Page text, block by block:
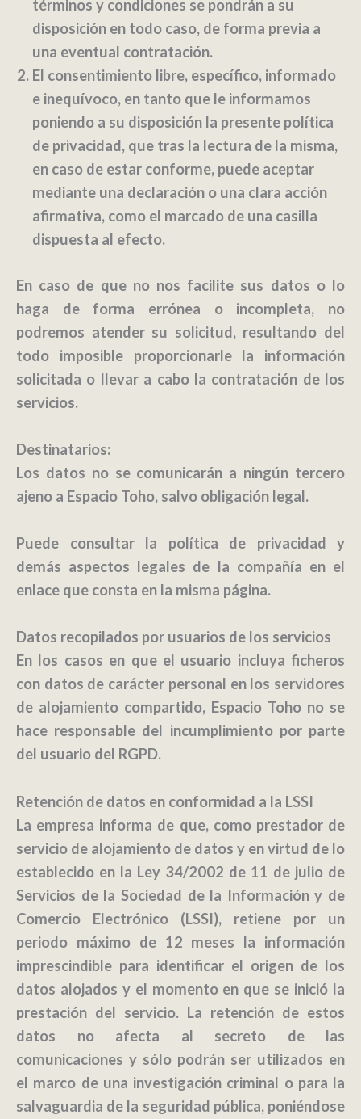
términos y condiciones se pondrán a su
disposición en todo caso, de forma previa a
una eventual contratación.
El consentimiento libre, específico, informado
e inequívoco, en tanto que le informamos
poniendo a su disposición la presente política
de privacidad, que tras la lectura de la misma,
en caso de estar conforme, puede aceptar
mediante una declaración o una clara acción
afirmativa, como el marcado de una casilla
dispuesta al efecto.
En caso de que no nos facilite sus datos o lo
haga de forma errónea o incompleta, no
podremos atender su solicitud, resultando del
todo imposible proporcionarle la información
solicitada o llevar a cabo la contratación de los
servicios.
Destinatarios:
Los datos no se comunicarán a ningún tercero
ajeno a Espacio Toho, salvo obligación legal.
Puede consultar la política de privacidad y
demás aspectos legales de la compañía en el
enlace que consta en la misma página.
Datos recopilados por usuarios de los servicios
En los casos en que el usuario incluya ficheros
con datos de carácter personal en los servidores
de alojamiento compartido, Espacio Toho no se
hace responsable del incumplimiento por parte
del usuario del RGPD.
Retención de datos en conformidad a la LSSI
La empresa informa de que, como prestador de
servicio de alojamiento de datos y en virtud de lo
establecido en la Ley 34/2002 de 11 de julio de
Servicios de la Sociedad de la Información y de
Comercio Electrónico (LSSI), retiene por un
periodo máximo de 12 meses la información
imprescindible para identificar el origen de los
datos alojados y el momento en que se inició la
prestación del servicio. La retención de estos
datos no afecta al secreto de las
comunicaciones y sólo podrán ser utilizados en
el marco de una investigación criminal o para la
salvaguardia de la seguridad pública, poniéndose